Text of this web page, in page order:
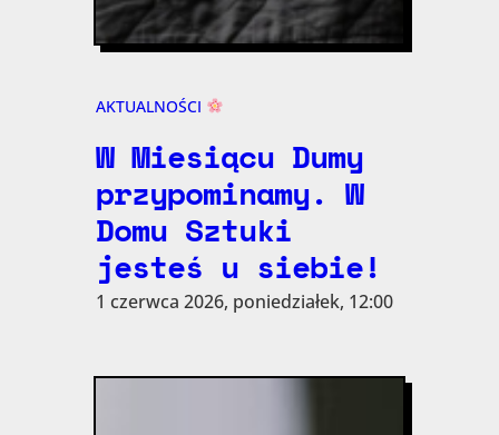
AKTUALNOŚCI
W Miesiącu Dumy
przypominamy. W
Domu Sztuki
jesteś u siebie!
1 czerwca 2026, poniedziałek, 12:00